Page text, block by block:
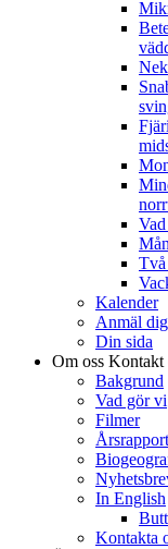
Två
Kalender
Anmäl
Din sida
Om oss Kontakt
Bakgrund
Vad gör vi
Filmer
In English
Kontakta